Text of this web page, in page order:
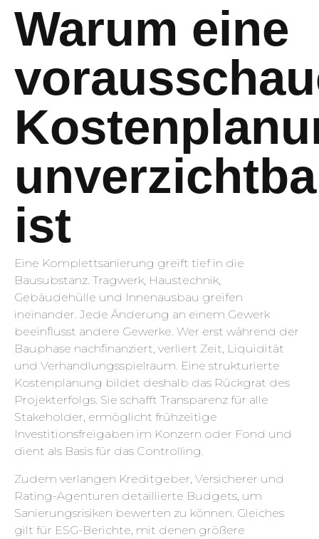
Warum eine
ist
Eine Komplettsanierung greift tief in die
Bausubstanz. Tragwerk, Haustechnik,
Gebäudehülle und Innenausbau greifen
ineinander. Jede Änderung an einem Gewerk
beeinflusst andere Gewerke. Wer erst während der
Bauphase nachfinanziert, verliert Zeit, Liquidität
und Verhandlungsspielraum. Eine strukturierte
Kostenplanung bildet deshalb das Rückgrat des
Projekterfolgs. Sie schafft Transparenz für alle
Stakeholder, ermöglicht frühzeitige
Investitionsfreigaben im Konzern oder Fond und
dient als Basis für das Controlling.
Zudem verlangen Kreditgeber, Versicherer und
Rating-Agenturen detaillierte Budgets, um
Sanierungsrisiken bewerten zu können. Gleiches
gilt für ESG-Berichte, mit denen größere